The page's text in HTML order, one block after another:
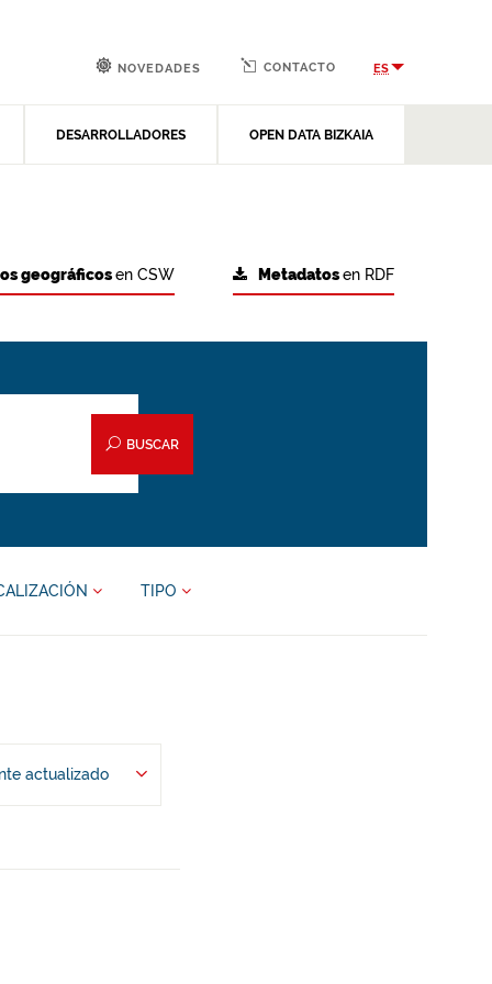
DESARROLLADORES OPEN DATA BIZKAIA
NOVEDADES CONTACTO ES
Metadatosen RDF
geográficosen CSW
BUSCAR
TIPO
actualizado